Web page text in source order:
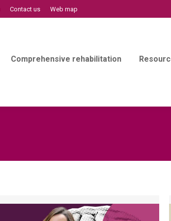
Contact us Web map
Comprehensive rehabilitation